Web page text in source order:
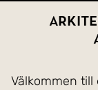
Välkommen